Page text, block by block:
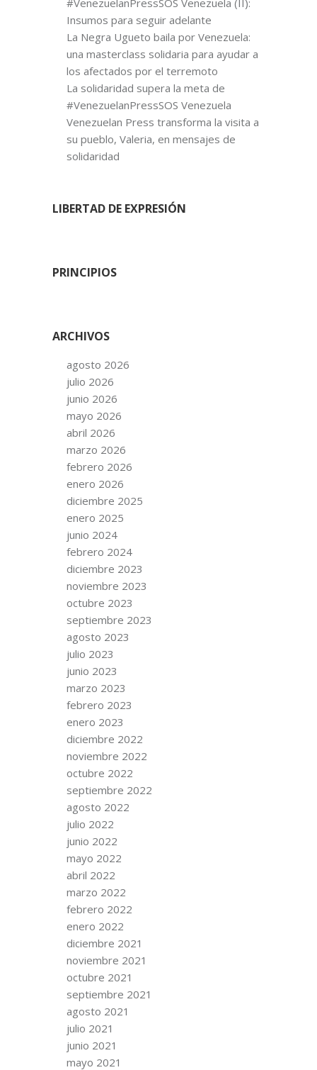
Insumos para seguir adelante
La Negra Ugueto baila por Venezuela:
una masterclass solidaria para ayudar a
los afectados por el terremoto
La solidaridad supera la meta de
#VenezuelanPressSOS Venezuela
Venezuelan Press transforma la visita a
su pueblo, Valeria, en mensajes de
solidaridad
LIBERTAD DE EXPRESIÓN
PRINCIPIOS
ARCHIVOS
agosto 2026
julio 2026
junio 2026
mayo 2026
abril 2026
marzo 2026
febrero 2026
enero 2026
diciembre 2025
enero 2025
junio 2024
febrero 2024
diciembre 2023
noviembre 2023
octubre 2023
septiembre 2023
agosto 2023
julio 2023
junio 2023
marzo 2023
febrero 2023
enero 2023
diciembre 2022
noviembre 2022
octubre 2022
septiembre 2022
agosto 2022
julio 2022
junio 2022
mayo 2022
abril 2022
marzo 2022
febrero 2022
enero 2022
diciembre 2021
noviembre 2021
octubre 2021
septiembre 2021
agosto 2021
julio 2021
junio 2021
mayo 2021